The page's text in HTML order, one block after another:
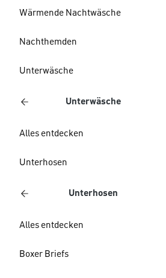
Wärmende Nachtwäsche
Nachthemden
Unterwäsche
Unterwäsche
Alles entdecken
Unterhosen
Unterhosen
Alles entdecken
Boxer Briefs